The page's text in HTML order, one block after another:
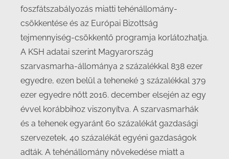
foszfátszabályozás miatti tehénállomány-
csökkentése és az Európai Bizottság
tejmennyiség-csökkentő programja korlátozhatja.
A KSH adatai szerint Magyarország
szarvasmarha-állománya 2 százalékkal 838 ezer
egyedre, ezen belül a teheneké 3 százalékkal 379
ezer egyedre nőtt 2016. december elsején az egy
évvel korábbihoz viszonyítva. A szarvasmarhák
és a tehenek egyaránt 60 százalékát gazdasági
szervezetek, 40 százalékát egyéni gazdaságok
adták. A tehénállomány növekedése miatt a